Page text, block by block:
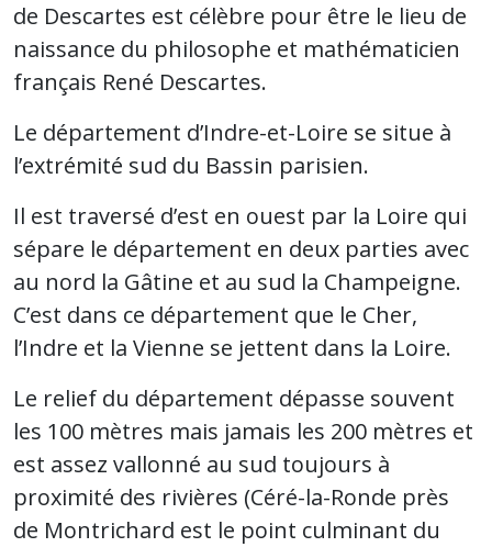
de Descartes est célèbre pour être le lieu de
naissance du philosophe et mathématicien
français René Descartes.
Le département d’Indre-et-Loire se situe à
l’extrémité sud du Bassin parisien.
Il est traversé d’est en ouest par la Loire qui
sépare le département en deux parties avec
au nord la Gâtine et au sud la Champeigne.
C’est dans ce département que le Cher,
l’Indre et la Vienne se jettent dans la Loire.
Le relief du département dépasse souvent
les 100 mètres mais jamais les 200 mètres et
est assez vallonné au sud toujours à
proximité des rivières (Céré-la-Ronde près
de Montrichard est le point culminant du